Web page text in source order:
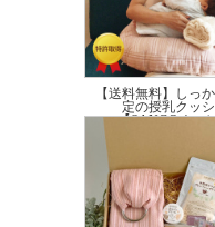
■ 染色：手染め紅型
※画像の見本と実際の商品の配色
※生地の素材や色柄、付属品など
了承ください。
【紅型商品の洗濯方法】
・洗濯機をお使いの際は、裏返し
・手染めの性質上摩擦に弱いので
しみいただけます。
【送料無料】しっ
定の授乳クッ
【SANGOくっ
価格:15,070円(税